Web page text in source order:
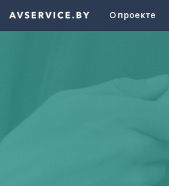
О проекте